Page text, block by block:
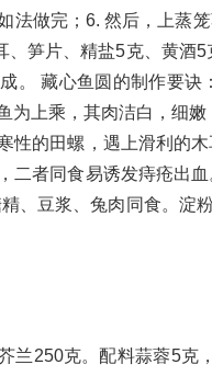
法做完；6. 然后，上蒸
笋片、精盐5克、黄酒
。 藏心鱼圆的制作要
为上乘，其肉洁白，细
性的田螺，遇上滑利的
二者同食易诱发痔疮出
、豆浆、兔肉同食。淀
兰250克。配料蒜蓉5克